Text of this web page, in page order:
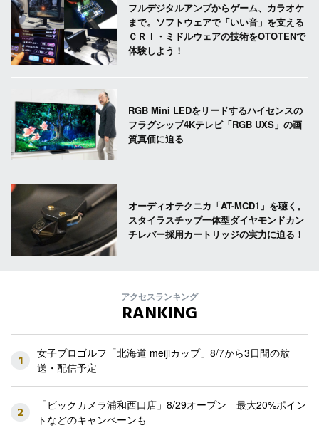
フルデジタルアンプからゲーム、カラオケ
まで。ソフトウェアで「いい音」を支える
ＣＲＩ・ミドルウェアの技術をOTOTENで
体験しよう！
RGB Mini LEDをリードするハイセンスの
フラグシップ4Kテレビ「RGB UXS」の画
質真価に迫る
オーディオテクニカ「AT-MCD1」を聴く。
スタイラスチップ一体型ダイヤモンドカン
チレバー採用カートリッジの実力に迫る！
アクセスランキング
RANKING
1
女子プロゴルフ「北海道 meijiカップ」8/7から3日間の放
送・配信予定
2
「ビックカメラ浦和西口店」8/29オープン 最大20%ポイン
トなどのキャンペーンも